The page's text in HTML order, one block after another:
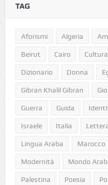
TAG
Aforismi Algeria
Beirut Cairo Cultura
Dizionario Donna
Gibran Khalil Gibran
Guerra Guida
Israele Italia
Lingua Araba Marocco
Modernità Mondo
Palestina Poesia